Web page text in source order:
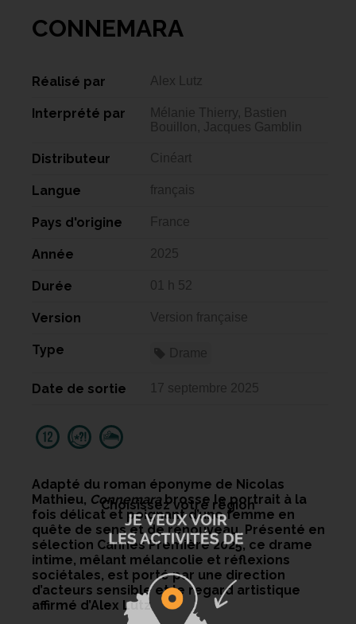
CONNEMARA
Réalisé par Alex Lutz
Interprété par
Mélanie Thierry, Bastien
Bouillon, Jacques Gamblin
Distributeur Cinéart
Langue français
Pays d'origine France
Année 2025
Durée 01 h 52
Version Version française
Type
Date de sortie 17 septembre 2025
Adapté du roman éponyme de Nicolas
Mathieu, Connemarabrosse le portrait à la
fois délicat et poignant d’une femme en
quête de sens et de renouveau. Présenté en
sélection Cannes Première 2025, ce drame
intime, mêlant mélancolie et réflexions
sociétales, est porté par une direction
d’acteurs sensible et le regard artistique
affirmé d’Alex Lutz
Choisissez votre région